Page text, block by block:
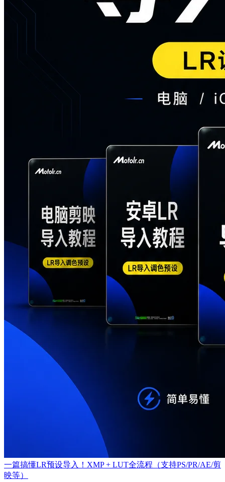
一篇搞懂LR预设导入！XMP + LUT全流程（支持PS/PR/AE/剪
映等）